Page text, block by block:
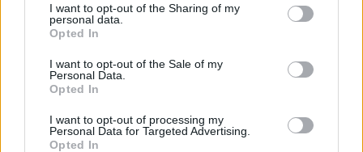
not limited to your visit or usage behaviour. You may click to
grant or deny consent to Google and its third-party tags to
use your data for below specified purposes in below Google
consent section.
I want to opt-out of the Sharing of my
personal data.
Opted In
I want to opt-out of the Sale of my
Personal Data.
Opted In
I want to opt-out of processing my
Personal Data for Targeted Advertising.
Opted In
Sigue leyendo